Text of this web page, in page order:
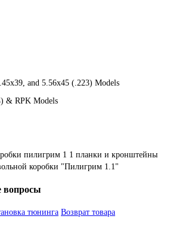
and 5.56x45 (.223) Models
& RPK Models
пилигрим 1 1 планки и кронштейны
коробки "Пилигрим 1.1"
вопросы
тюнинга Возврат товара